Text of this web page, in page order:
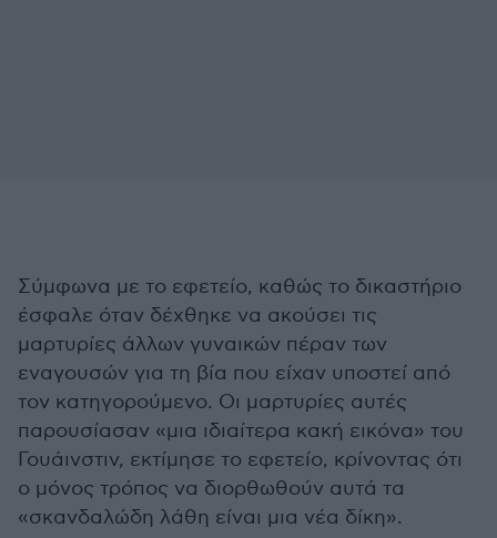
Σύμφωνα με το εφετείο, καθώς το δικαστήριο
έσφαλε όταν δέχθηκε να ακούσει τις
μαρτυρίες άλλων γυναικών πέραν των
εναγουσών για τη βία που είχαν υποστεί από
τον κατηγορούμενο. Οι μαρτυρίες αυτές
παρουσίασαν «μια ιδιαίτερα κακή εικόνα» του
Γουάινστιν, εκτίμησε το εφετείο, κρίνοντας ότι
ο μόνος τρόπος να διορθωθούν αυτά τα
«σκανδαλώδη λάθη είναι μια νέα δίκη».